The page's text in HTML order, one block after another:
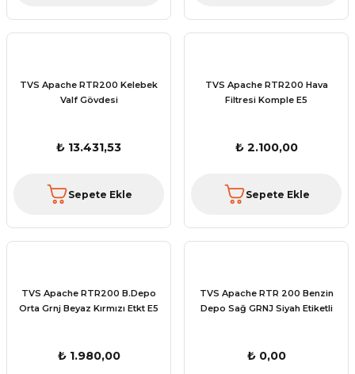
TVS Apache RTR200 Kelebek
Valf Gövdesi
₺ 13.431,53
Sepete Ekle
TVS Apache RTR200 Hava
Filtresi Komple E5
₺ 2.100,00
Sepete Ekle
TVS Apache RTR200 B.Depo
Orta Grnj Beyaz Kırmızı Etkt E5
₺ 1.980,00
TVS Apache RTR 200 Benzin
Depo Sağ GRNJ Siyah Etiketli
₺ 0,00